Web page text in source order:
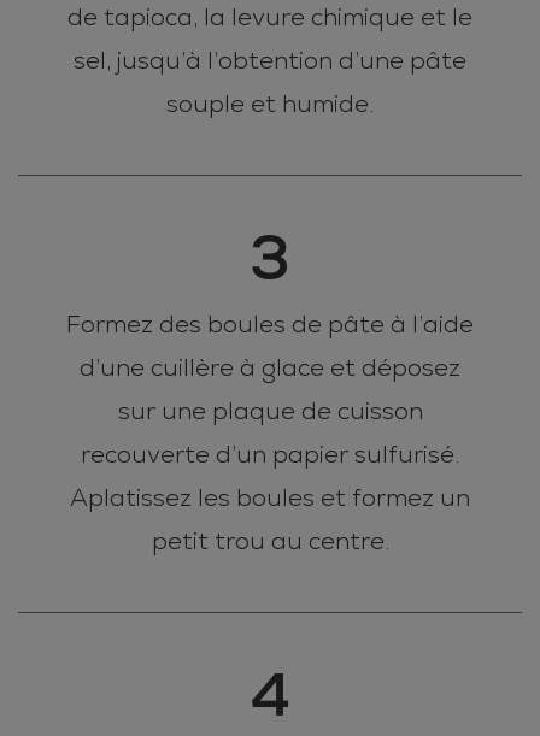
de tapioca, la levure chimique et le
sel, jusqu’à l’obtention d’une pâte
souple et humide.
3
Formez des boules de pâte à l’aide
d’une cuillère à glace et déposez
sur une plaque de cuisson
recouverte d’un papier sulfurisé.
Aplatissez les boules et formez un
petit trou au centre.
4